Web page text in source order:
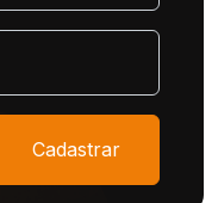
Cadastrar